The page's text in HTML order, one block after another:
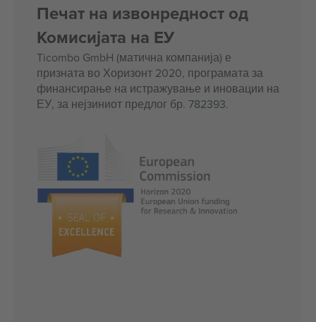
Печат на извонредност од
Комисијата на ЕУ
Ticombo GmbH (матична компанија) е
призната во Хоризонт 2020, програмата за
финансирање на истражување и иновации на
ЕУ, за нејзиниот предлог бр. 782393.